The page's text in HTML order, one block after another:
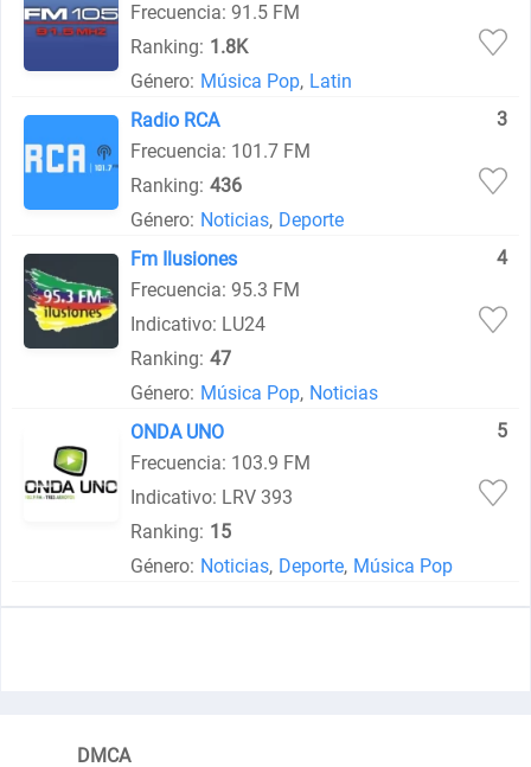
Frecuencia: 91.5 FM
Ranking: 1.8K
Género: Música Pop, Latin
Radio RCA
3
Frecuencia: 101.7 FM
Ranking: 436
Género: Noticias, Deporte
Fm Ilusiones
4
Frecuencia: 95.3 FM
Indicativo: LU24
Ranking: 47
Género: Música Pop, Noticias
ONDA UNO
5
Frecuencia: 103.9 FM
Indicativo: LRV 393
Ranking: 15
Género: Noticias, Deporte, Música Pop
DMCA